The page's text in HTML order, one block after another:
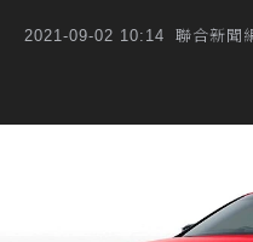
2021-09-02 10:14 聯合新聞